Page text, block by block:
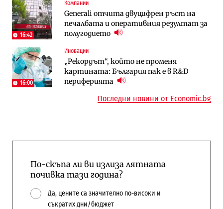
16:42
Компании
Generali отчита двуцифрен ръст на
печалбата и оперативния резултат за
полугодието
16:00
Иновации
„Рекордът“, който не променя
картината: България пак е в R&D
периферията
Компании
„Ендуросат“ ще строи огромен
космически и отбранителен център в
Доброславци
Digi&AI
Трафикът толкова е намалял, че големи
медии обмислят да се откажат
напълно от Google
Компании
„Ендуросат“ ще строи огромен
космически и отбранителен център в
Доброславци
10:12
Енергетика
Държавният ТЕЦ „Марица изток 2“
работи с 5 блока
Последни новини от Economic.bg
По-скъпа ли ви излиза лятната
почивка тази година?
Да, цените са значително по-високи и
съкратих дни/бюджет